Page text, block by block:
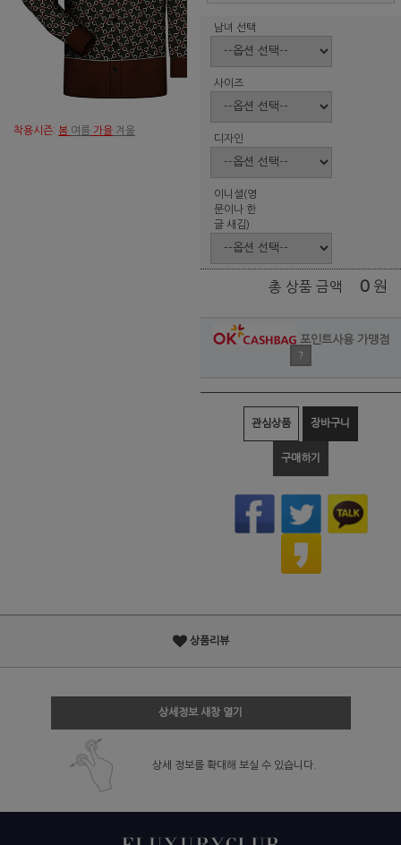
착용시즌: 봄 여름 가을 겨울
남녀 선택
사이즈
디자인
이니셜(영
문이나 한
글 새김)
총 상품 금액 0 원
포인트사용 가맹점
?
관심상품 장바구니
구매하기
상품리뷰
상세정보 새창 열기
상세 정보를 확대해 보실 수 있습니다.